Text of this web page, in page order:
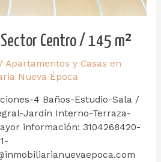
Sector Centro / 145 m²
/ Apartamentos y Casas en
Nueva Época
4 Baños-Estudio-Sala /
Jardín Interno-Terraza-
información: 3104268420-